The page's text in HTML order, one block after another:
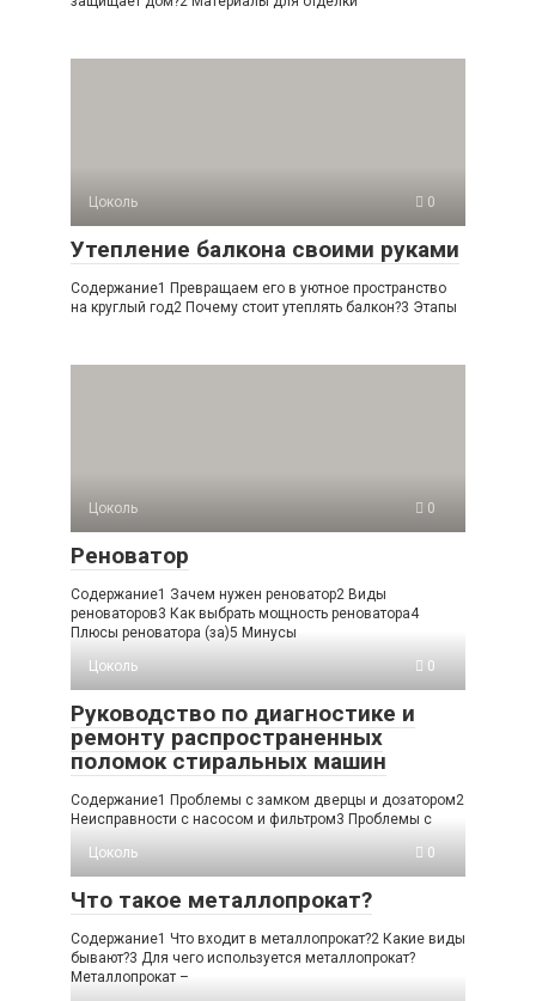
Цоколь 0
Утепление балкона своими руками
Содержание1 Превращаем его в уютное пространство
на круглый год2 Почему стоит утеплять балкон?3 Этапы
Цоколь 0
Реноватор
Содержание1 Зачем нужен реноватор2 Виды
реноваторов3 Как выбрать мощность реноватора4
Плюсы реноватора (за)5 Минусы
Цоколь
0
Руководство по диагностике и
ремонту распространенных
поломок стиральных машин
Содержание1 Проблемы с замком дверцы и дозатором2
Неисправности с насосом и фильтром3 Проблемы с
Цоколь
0
Что такое металлопрокат?
Содержание1 Что входит в металлопрокат?2 Какие виды
бывают?3 Для чего используется металлопрокат?
Металлопрокат –